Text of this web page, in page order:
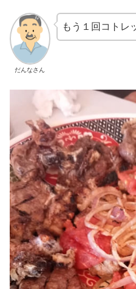
だんなさん
もう１回コトレ